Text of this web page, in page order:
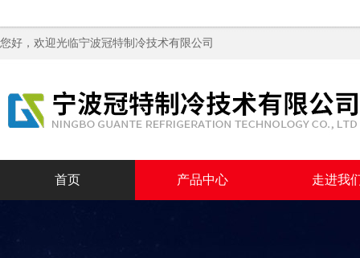
您好，欢迎光临宁波冠特制冷技术有限公司
首页 产品中心 走进我